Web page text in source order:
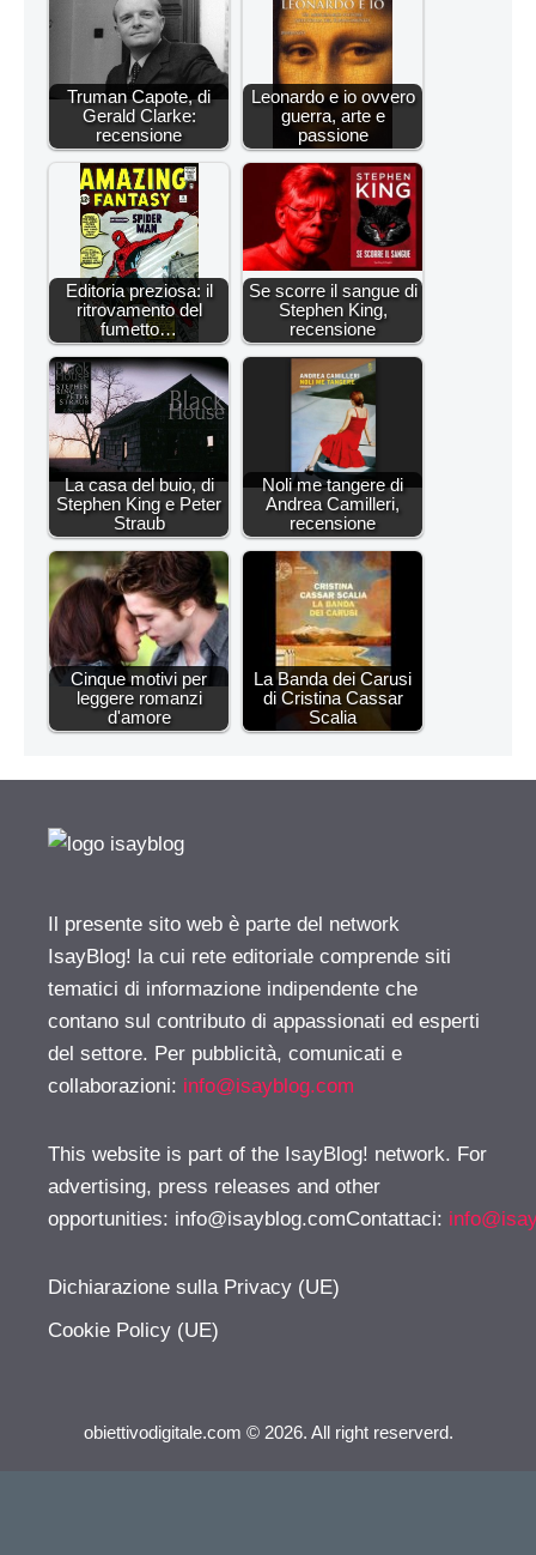
Truman Capote, di
Gerald Clarke:
recensione
Leonardo e io ovvero
guerra, arte e
passione
Editoria preziosa: il
ritrovamento del
fumetto…
Se scorre il sangue di
Stephen King,
recensione
La casa del buio, di
Stephen King e Peter
Straub
Noli me tangere di
Andrea Camilleri,
recensione
Cinque motivi per
leggere romanzi
d'amore
La Banda dei Carusi
di Cristina Cassar
Scalia
Il presente sito web è parte del network
IsayBlog! la cui rete editoriale comprende siti
tematici di informazione indipendente che
contano sul contributo di appassionati ed esperti
del settore. Per pubblicità, comunicati e
collaborazioni: info@isayblog.com
This website is part of the IsayBlog! network. For
advertising, press releases and other
opportunities: info@isayblog.comContattaci:
Dichiarazione sulla Privacy (UE)
Cookie Policy (UE)
obiettivodigitale.com © 2026. All right reserverd.